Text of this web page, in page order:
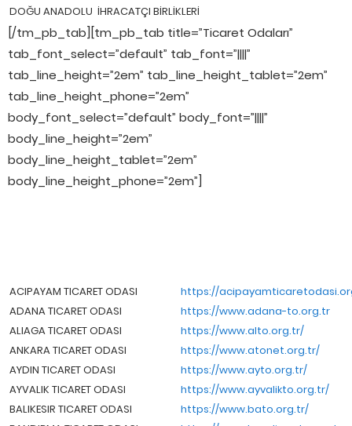
DOĞU ANADOLU İHRACATÇI BİRLİKLERİ
[/tm_pb_tab][tm_pb_tab title=”Ticaret Odaları”
tab_font_select=”default” tab_font=”||||”
tab_line_height=”2em” tab_line_height_tablet=”2em”
tab_line_height_phone=”2em”
body_font_select=”default” body_font=”||||”
body_line_height=”2em”
body_line_height_tablet=”2em”
body_line_height_phone=”2em”]
ACIPAYAM TICARET ODASI
https://
ADANA TICARET ODASI
https://www.adana-to.org.tr
ALIAGA TICARET ODASI
https://www.alto.org.tr/
ANKARA TICARET ODASI
https://www.atonet.org.tr/
AYDIN TICARET ODASI
https://www.ayto.org.tr/
AYVALIK TICARET ODASI
https://www.ayvalikto.org.tr/
BALIKESIR TICARET ODASI
https://www.bato.org.tr/